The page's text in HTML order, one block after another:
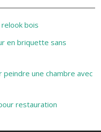
bois
en briquette sans
une chambre avec
restauration